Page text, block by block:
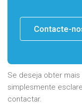
Contacte-
Se deseja obter
simplesmente
contactar.